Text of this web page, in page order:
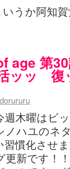
うか阿知
age 第
ッッ 復
週木曜はビ
ノハユのネ
慣化させ
新です！